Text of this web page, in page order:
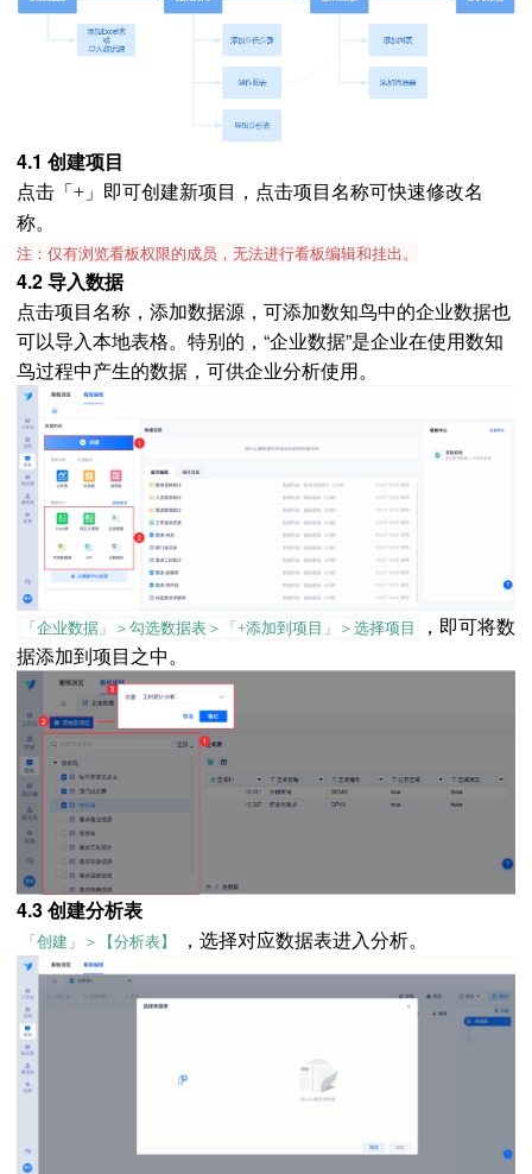
4.1 创建项目
点击 「+」 即可创建新项目，点击项目名称可快速修改名
称。
注：仅有浏览看板权限的成员，无法进行看板编辑和挂出。
4.2 导入数据
点击项目名称，添加数据源，可添加数知鸟中的企业数据也
可以导入本地表格。特别的，“企业数据”是企业在使用数知
鸟过程中产生的数据，可供企业分析使用。
「企业数据」＞勾选数据表＞ 「+添加到项目」＞选择项目
，即可将数
据添加到项目之中。
4.3 创建分析表
「创建」＞【分析表】 ，选择对应数据表进入分析。